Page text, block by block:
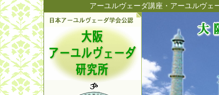
アーユルヴェーダ講座・アーユルヴェ